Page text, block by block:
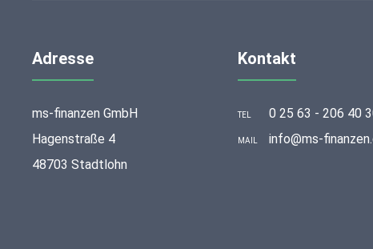
Adresse
ms-finanzen GmbH
Hagenstraße 4
48703 Stadtlohn
Kontakt
TEL 0 25 63 - 206 40
MAIL info@ms-